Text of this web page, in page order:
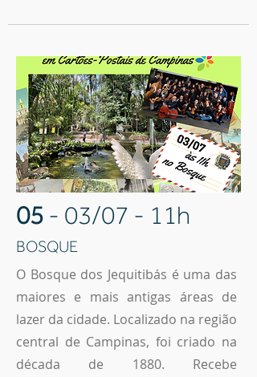
05 - 03/07 - 11h
BOSQUE
O Bosque dos Jequitibás é uma das
maiores e mais antigas áreas de
lazer da cidade. Localizado na região
central de Campinas, foi criado na
década de 1880. Recebe